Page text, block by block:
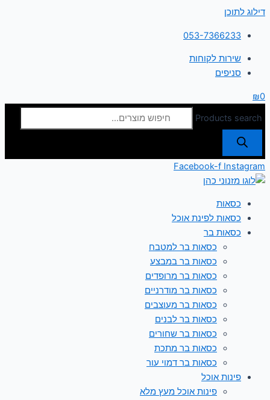
דילוג לתוכן
053-7366233
שירות לקוחות
סניפים
₪0
Products search
Facebook-f Instagram
כסאות
כסאות לפינת אוכל
כסאות בר
כסאות בר למטבח
כסאות בר במבצע
כסאות בר מרופדים
כסאות בר מודרניים
כסאות בר מעוצבים
כסאות בר לבנים
כסאות בר שחורים
כסאות בר מתכת
כסאות בר דמוי עור
פינות אוכל
פינות אוכל מעץ מלא